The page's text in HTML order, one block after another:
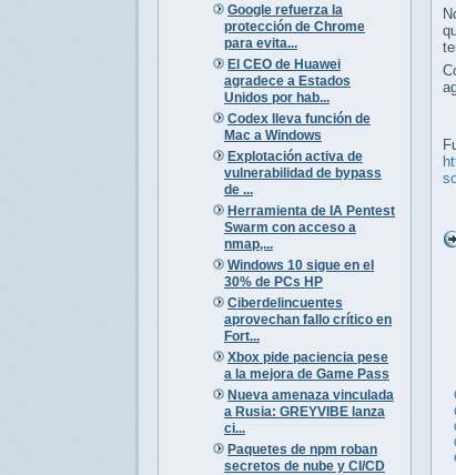
Google refuerza la
protección de Chrome
para evita...
El CEO de Huawei
agradece a Estados
Unidos por hab...
Codex lleva función de
Mac a Windows
Explotación activa de
vulnerabilidad de bypass
de ...
Herramienta de IA Pentest
Swarm con acceso a
nmap,...
Windows 10 sigue en el
30% de PCs HP
Ciberdelincuentes
aprovechan fallo crítico en
Fort...
Xbox pide paciencia pese
a la mejora de Game Pass
Nueva amenaza vinculada
a Rusia: GREYVIBE lanza
ci...
Paquetes de npm roban
secretos de nube y CI/CD